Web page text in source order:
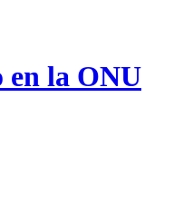
en la ONU